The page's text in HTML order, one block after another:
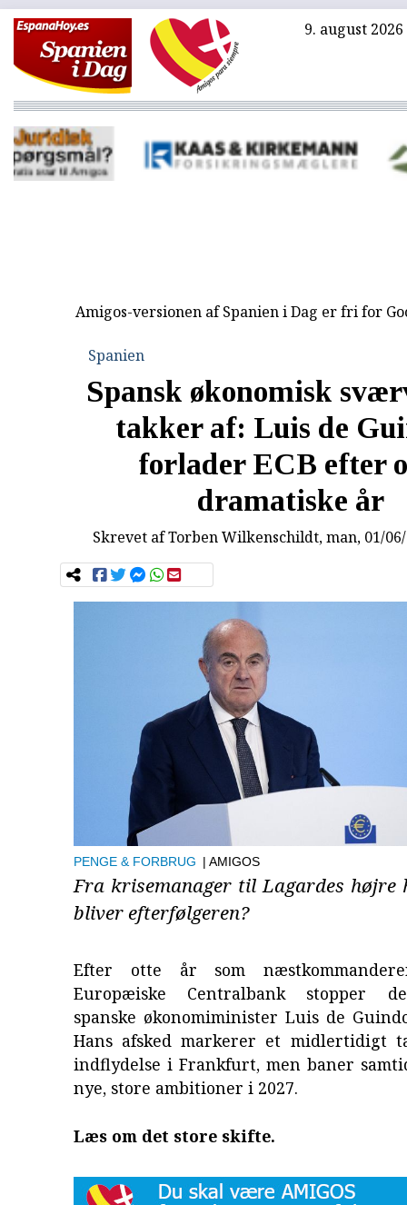
9. august 2026
Amigos-versionen af Spanien i Dag er fri for
Spanien
Spansk økonomisk
takker af: Luis de
forlader ECB efter
dramatiske år
Skrevet afTorben Wilkenschildt, man, 01/
PENGE & FORBRUG | AMIGOS
Fra krisemanager til Lagardes højre
bliver efterfølgeren?
Efter otte år som
Europæiske Centralbank stopper
spanske økonomiminister Luis de
Hans afsked markerer et midlertidigt
indflydelse i Frankfurt, men baner
nye, store ambitioner i 2027.
Læs om det store skifte.